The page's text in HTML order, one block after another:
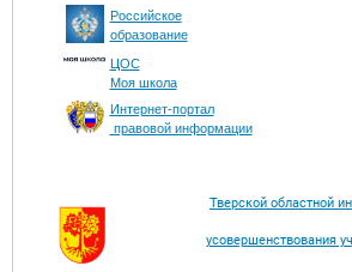
Российское
образование
ЦОС
Моя школа
Интернет-портал
правовой информации
Тверской областной
усовершенствования